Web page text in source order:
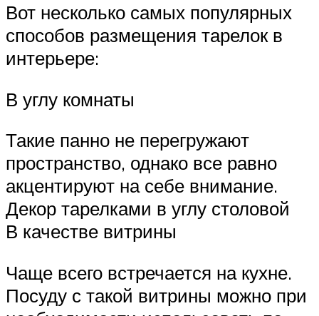
Вот несколько самых популярных
способов размещения тарелок в
интерьере:
В углу комнаты
Такие панно не перегружают
пространство, однако все равно
акцентируют на себе внимание.
Декор тарелками в углу столовой
В качестве витрины
Чаще всего встречается на кухне.
Посуду с такой витрины можно при